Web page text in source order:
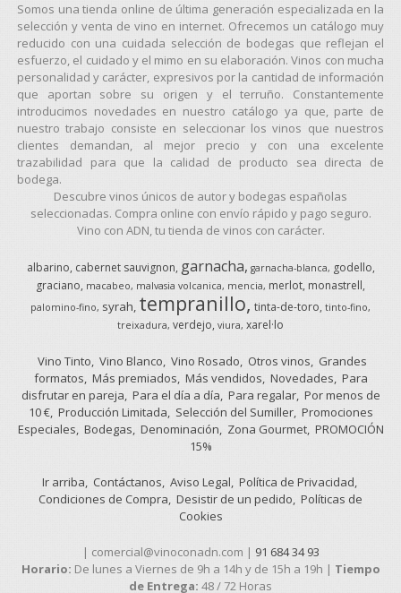
Somos una tienda online de última generación especializada en la
selección y venta de vino en internet. Ofrecemos un catálogo muy
reducido con una cuidada selección de bodegas que reflejan el
esfuerzo, el cuidado y el mimo en su elaboración. Vinos con mucha
personalidad y carácter, expresivos por la cantidad de información
que aportan sobre su origen y el terruño. Constantemente
introducimos novedades en nuestro catálogo ya que, parte de
nuestro trabajo consiste en seleccionar los vinos que nuestros
clientes demandan, al mejor precio y con una excelente
trazabilidad para que la calidad de producto sea directa de
bodega.
Descubre vinos únicos de autor y bodegas españolas
seleccionadas. Compra online con envío rápido y pago seguro.
Vino con ADN, tu tienda de vinos con carácter.
albarino cabernet sauvignon garnacha garnacha-blanca
godello
graciano macabeo malvasia volcanica mencia merlot monastrell
palomino-fino syrah tempranillo tinta-de-toro tinto-fino
treixadura verdejo viura xarel·lo
Vino Tinto Vino Blanco Vino Rosado Otros vinos Grandes
formatos Más premiados Más vendidos Novedades Para
disfrutar en pareja Para el día a día Para regalar Por menos de
10 € Producción Limitada Selección del Sumiller Promociones
Especiales Bodegas Denominación Zona Gourmet PROMOCIÓN
15%
Ir arriba Contáctanos Aviso Legal Política de Privacidad
Condiciones de Compra Desistir de un pedido Políticas de
Cookies
| comercial@vinoconadn.com | 91 684 34 93
Horario: De lunes a Viernes de 9h a 14h y de 15h a 19h | Tiempo
de Entrega: 48 / 72 Horas